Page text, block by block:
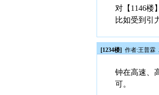
对【1146楼
比如受到引
[1234楼] 作者:王普霖
钟在高速、
可。